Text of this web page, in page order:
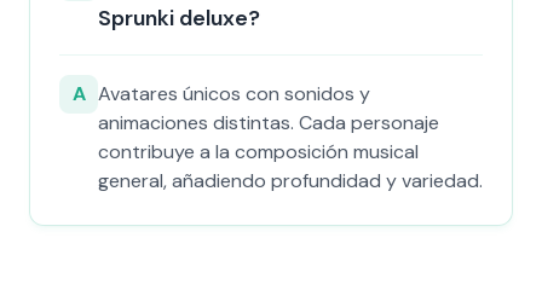
Sprunki deluxe?
A Avatares únicos con sonidos y
animaciones distintas. Cada personaje
contribuye a la composición musical
general, añadiendo profundidad y variedad.